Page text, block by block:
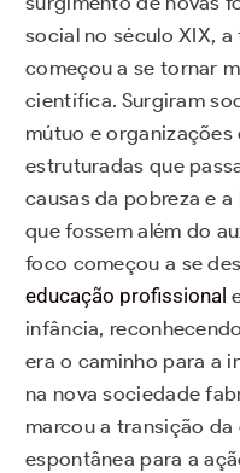
social no século XIX,
começou a se tornar
científica. Surgiram
mútuo e
estruturadas que
causas da pobreza e
que fossem além do
foco começou a se
educação profissional
infância,
era o caminho para a
na nova sociedade
marcou a transição
espontânea para a